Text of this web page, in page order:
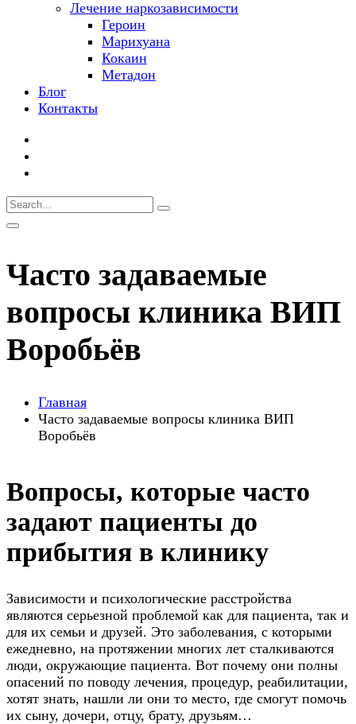
Лечение наркозависимости
Героин
Марихуана
Кокаин
Метадон
Блог
Контакты
Часто задаваемые
вопросы клиника ВИП
Воробьёв
Главная
Часто задаваемые вопросы клиника ВИП
Воробьёв
Вопросы, которые часто
задают пациенты до
прибытия в клинику
Зависимости и психологические расстройства
являются серьезной проблемой как для пациента, так и
для их семьи и друзей. Это заболевания, с которыми
ежедневно, на протяжении многих лет сталкиваются
люди, окружающие пациента. Вот почему они полны
опасений по поводу лечения, процедур, реабилитации,
хотят знать, нашли ли они то место, где смогут помочь
их сыну, дочери, отцу, брату, друзьям…